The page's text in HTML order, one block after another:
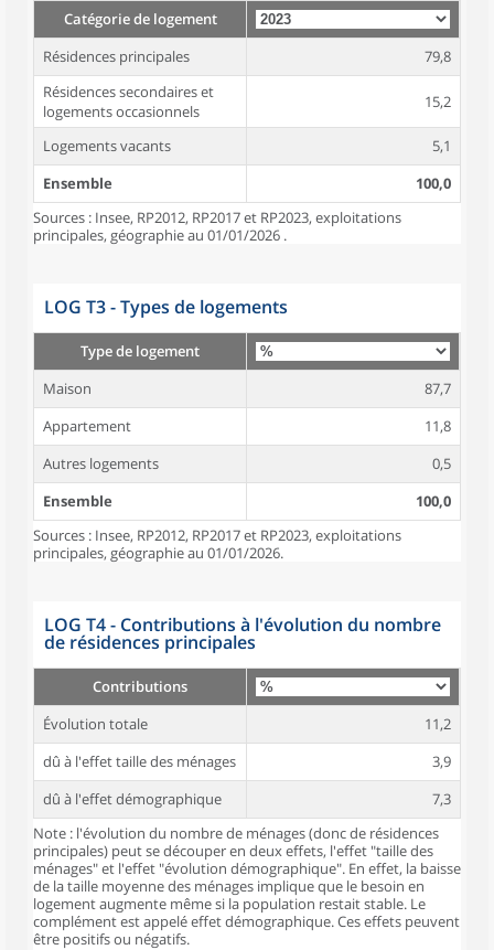
Catégorie de logement
Résidences principales
79,8
Résidences secondaires et
logements occasionnels
15,2
Logements vacants
5,1
Ensemble
100,0
Sources : Insee, RP2012, RP2017 et RP2023, exploitations
principales, géographie au 01/01/2026 .
LOG T3 - Types de logements
Type de logement
Maison
87,7
Appartement
11,8
Autres logements
0,5
Ensemble
100,0
Sources : Insee, RP2012, RP2017 et RP2023, exploitations
principales, géographie au 01/01/2026.
LOG T4 - Contributions à l'évolution du nombre
de résidences principales
Contributions
Évolution totale
11,2
dû à l'effet taille des ménages
3,9
dû à l'effet démographique
7,3
Note : l'évolution du nombre de ménages (donc de résidences
principales) peut se découper en deux effets, l'effet "taille des
ménages" et l'effet "évolution démographique". En effet, la baisse
de la taille moyenne des ménages implique que le besoin en
logement augmente même si la population restait stable. Le
complément est appelé effet démographique. Ces effets peuvent
être positifs ou négatifs.